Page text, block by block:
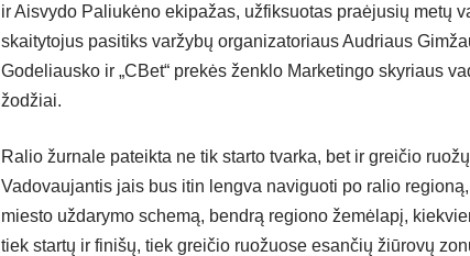
ir Aisvydo Paliukėno ekipažas, užfiksuotas praėjusių metų
skaitytojus pasitiks varžybų organizatoriaus Audriaus
Godeliausko ir „CBet“ prekės ženklo Marketingo skyriaus
žodžiai.
Ralio žurnale pateikta ne tik starto tvarka, bet ir greičio
Vadovaujantis jais bus itin lengva naviguoti po ralio
miesto uždarymo schemą, bendrą regiono žemėlapį,
tiek startų ir finišų, tiek greičio ruožuose esančių žiūrovų